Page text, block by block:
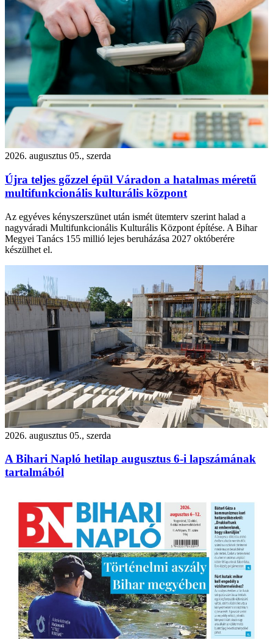
2026. augusztus 05., szerda
Újra teljes gőzzel épül Váradon a hatalmas méretű
multifunkcionális kulturális központ
Az egyéves kényszerszünet után ismét ütemterv szerint halad a
nagyváradi Multifunkcionális Kulturális Központ építése. A Bihar
Megyei Tanács 155 millió lejes beruházása 2027 októberére
készülhet el.
2026. augusztus 05., szerda
A Bihari Napló hetilap augusztus 6-i lapszámának
tartalmából